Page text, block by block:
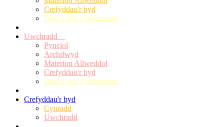
Crefyddau'r byd
Dod o hyd i Wasanaeth
Uwchradd
Pynciol
Archifwyd
Materion Allweddol
Crefyddau'r byd
Dod o hyd i Wasanaeth
Crefyddau'r byd
Cynradd
Uwchradd